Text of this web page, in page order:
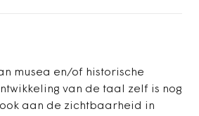
musea en/of historische
van de taal zelf is nog
aan de zichtbaarheid in